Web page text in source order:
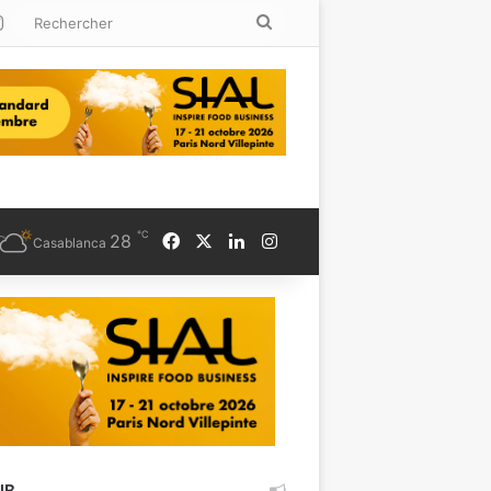
Instagram
Casablanca 28 ℃ FacebookLinkedinInstagram